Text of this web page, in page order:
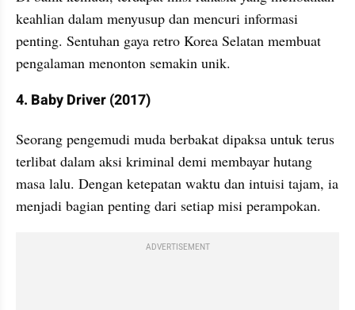
keahlian dalam menyusup dan mencuri informasi
penting. Sentuhan gaya retro Korea Selatan membuat
pengalaman menonton semakin unik.
4. Baby Driver (2017)
Seorang pengemudi muda berbakat dipaksa untuk terus
terlibat dalam aksi kriminal demi membayar hutang
masa lalu. Dengan ketepatan waktu dan intuisi tajam, ia
menjadi bagian penting dari setiap misi perampokan.
ADVERTISEMENT